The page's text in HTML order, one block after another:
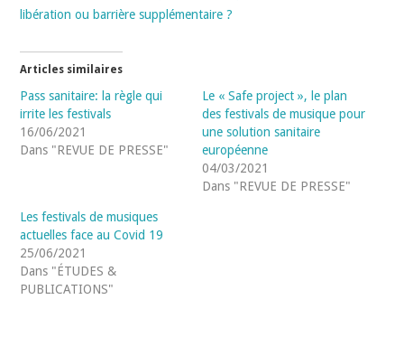
libération ou barrière supplémentaire ?
Articles similaires
Pass sanitaire: la règle qui
irrite les festivals
16/06/2021
Dans "REVUE DE PRESSE"
Le « Safe project », le plan
des festivals de musique pour
une solution sanitaire
européenne
04/03/2021
Dans "REVUE DE PRESSE"
Les festivals de musiques
actuelles face au Covid 19
25/06/2021
Dans "ÉTUDES &
PUBLICATIONS"